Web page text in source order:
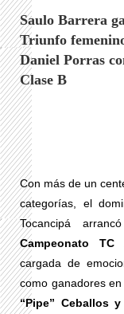
Saulo Barrera
Triunfo
Daniel Porras
Clase B
Con más de un
categorías, el
Tocancipá
Campeonato
cargada de
como ganadores
“Pipe” Ceballos